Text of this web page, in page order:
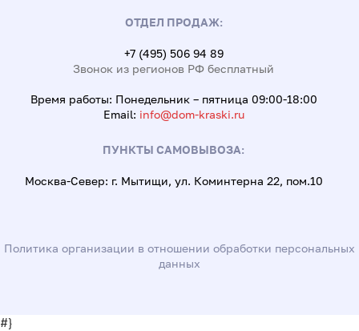
ОТДЕЛ ПРОДАЖ:
+7 (495) 506 94 89
Звонок из регионов РФ бесплатный
Время работы: Понедельник – пятница 09:00-18:00
Email: info@dom-kraski.ru
ПУНКТЫ САМОВЫВОЗА:
Москва-Север: г. Мытищи, ул. Коминтерна 22, пом.10
Политика организации в отношении обработки персональных
данных
#}